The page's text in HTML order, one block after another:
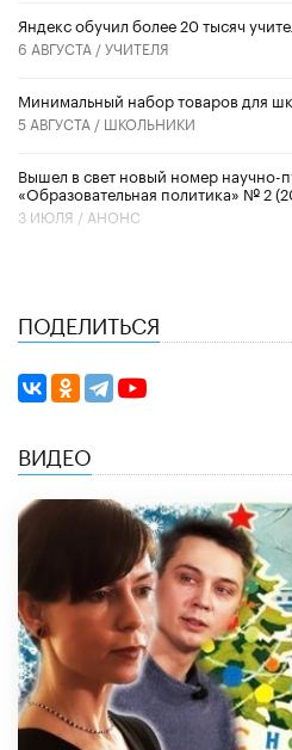
​Яндекс обучил более 20 тысяч
6 АВГУСТА /УЧИТЕЛЯ
Минимальный набор товаров для
5 АВГУСТА / ШКОЛЬНИКИ
Вышел в свет новый номер научно-
«Образовательная политика» № 2
3 ИЮЛЯ / АНОНС
ПОДЕЛИТЬСЯ
ВИДЕО